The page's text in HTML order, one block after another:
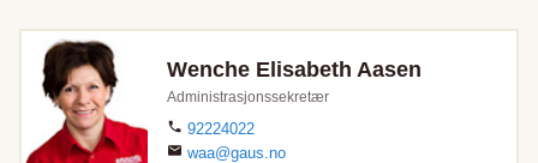
Wenche Elisabeth Aasen
Administrasjonssekretær
92224022
waa@gaus.no